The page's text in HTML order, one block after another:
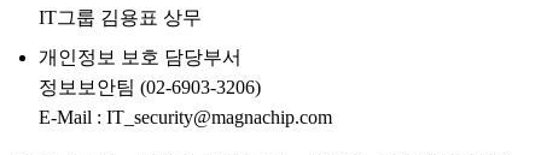
IT그룹 김용표 상무
개인정보 보호 담당부서
정보보안팀 (02-6903-3206)
E-Mail : IT_security@magnachip.com